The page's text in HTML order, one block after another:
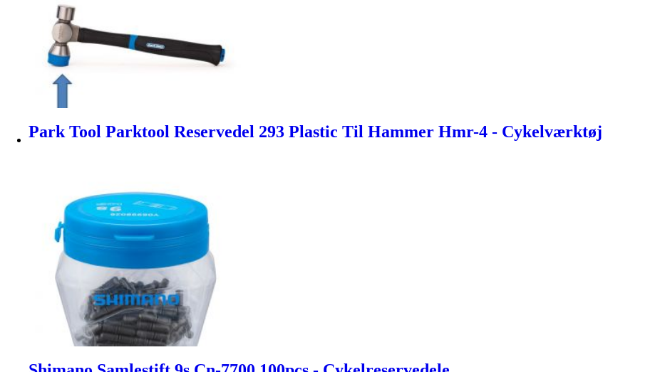
Park Tool Parktool Reservedel 293 Plastic Til Hammer Hmr-4 - Cykelværktøj